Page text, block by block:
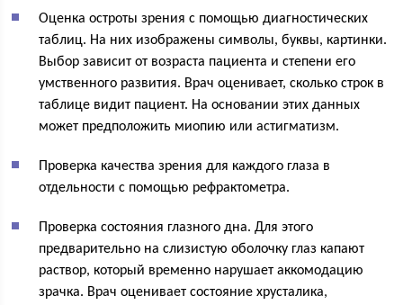
Оценка остроты зрения с помощью диагностических
таблиц. На них изображены символы, буквы, картинки.
Выбор зависит от возраста пациента и степени его
умственного развития. Врач оценивает, сколько строк в
таблице видит пациент. На основании этих данных
может предположить миопию или астигматизм.
Проверка качества зрения для каждого глаза в
отдельности с помощью рефрактометра.
Проверка состояния глазного дна. Для этого
предварительно на слизистую оболочку глаз капают
раствор, который временно нарушает аккомодацию
зрачка. Врач оценивает состояние хрусталика,